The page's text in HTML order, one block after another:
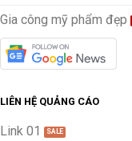
Gia công mỹ phẩm đẹp
LIÊN HỆ QUẢNG CÁO
Link 01